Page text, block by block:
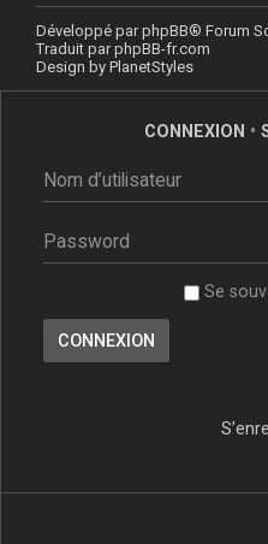
Développé parphpBB® Forum
Traduit parphpBB-fr.com
Design by PlanetStyles
CONNEXION •
Se